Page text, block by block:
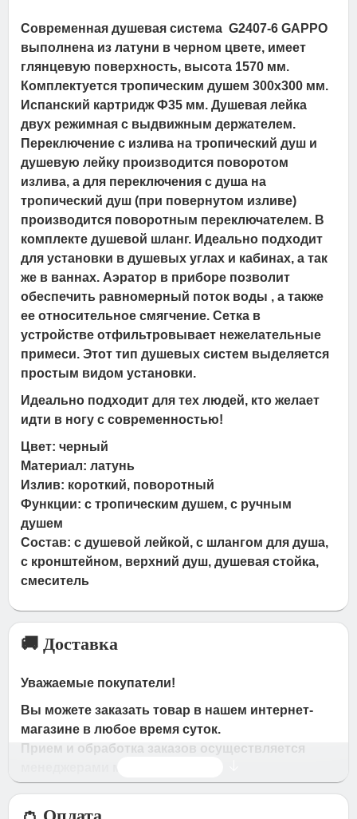
Современная душевая система G2407-6 GAPPO
выполнена из латуни в черном цвете, имеет
глянцевую поверхность, высота 1570 мм.
Комплектуется тропическим душем 300х300 мм.
Испанский картридж Ф35 мм. Душевая лейка
двух режимная с выдвижным держателем.
Переключение с излива на тропический душ и
душевую лейку производится поворотом
излива, а для переключения с душа на
тропический душ (при повернутом изливе)
производится поворотным переключателем. В
комплекте душевой шланг. Идеально подходит
для установки в душевых углах и кабинах, а так
же в ваннах. Аэратор в приборе позволит
обеспечить равномерный поток воды , а также
ее относительное смягчение. Сетка в
устройстве отфильтровывает нежелательные
примеси. Этот тип душевых систем выделяется
простым видом установки.
Идеально подходит для тех людей, кто желает
идти в ногу с современностью!
Цвет: черный
Материал: латунь
Излив: короткий, поворотный
Функции: с тропическим душем, с ручным
душем
Состав: с душевой лейкой, с шлангом для душа,
с кронштейном, верхний душ, душевая стойка,
смеситель
🚚 Доставка
Уважаемые покупатели!
Вы можете заказать товар в нашем интернет-
магазине в любое время суток.
Прием и обработка заказов осуществляется
Время работы магазина: